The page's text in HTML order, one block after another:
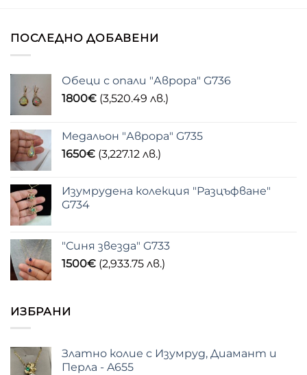
ПОСЛЕДНО ДОБАВЕНИ
Обеци с опали "Аврора" G736
1800€ (3,520.49 лв.)
Медальон "Аврора" G735
1650€ (3,227.12 лв.)
Изумрудена колекция "Разцъфване"
G734
"Синя звезда" G733
1500€ (2,933.75 лв.)
ИЗБРАНИ
Златно колие с Изумруд, Диамант и
Перла - A655